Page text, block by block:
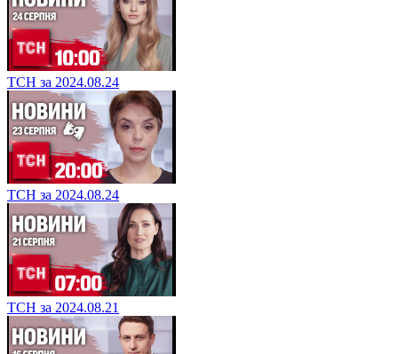
ТСН за 2024.08.24
ТСН за 2024.08.24
ТСН за 2024.08.21